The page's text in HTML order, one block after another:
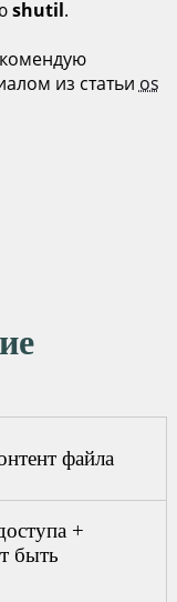
shutil.
из статьи os
файла
+
быть